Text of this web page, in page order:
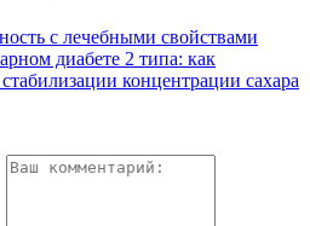
с лечебными свойствами
диабете 2 типа: как
концентрации сахара